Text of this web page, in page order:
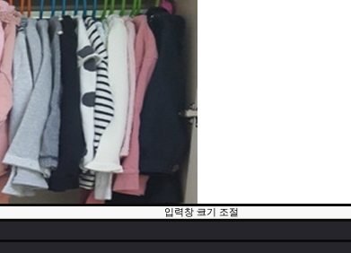
입력창 크기 조절